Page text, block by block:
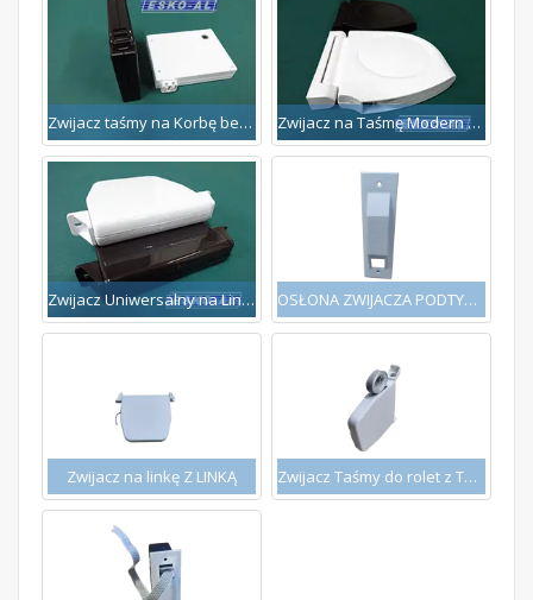
Zwijacz taśmy na Korbę bez korbki Zwijacz na Taśmę Modern Design
Zwijacz Uniwersalny na Linkę i Taśmę OSŁONA ZWIJACZA PODTYNKOWGO TAŚMY 14MM
Zwijacz na linkę Z LINKĄ Zwijacz Taśmy do rolet z TAŚMĄ